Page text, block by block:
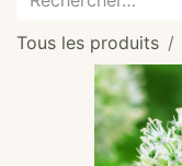
Tous les produits